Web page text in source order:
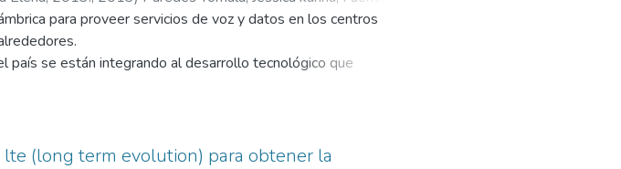
de datos del informe en sql Server express.
para proveer servicios de voz y datos en los centros
país se están integrando al desarrollo tecnológico que
que todo el ecuador tenga acceso a las telecomunicaciones
revelan las necesidades en cuanto a las telecomunicaciones
sirve para dimensionar la capacidad de la red de
(long term evolution) para obtener la